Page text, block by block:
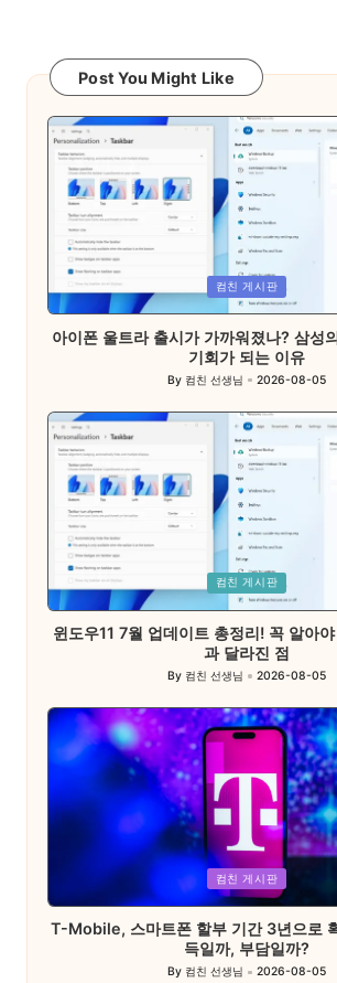
Post You Might Like
Posted
in
컴친 게시판
아이폰 울트라 출시가 가까워졌나? 삼성
기회가 되는 이유
Posted
By 컴친 선생님 2026-08-05
Posted
in
컴친 게시판
윈도우11 7월 업데이트 총정리! 꼭 알아
과 달라진 점
Posted
By 컴친 선생님 2026-08-05
Posted
컴친 게시판
T-Mobile, 스마트폰 할부 기간 3년으로
득일까, 부담일까?
By 컴친 선생님 2026-08-05